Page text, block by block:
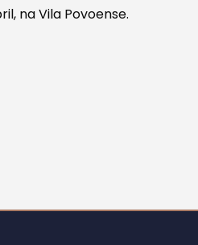
na Vila Povoense.